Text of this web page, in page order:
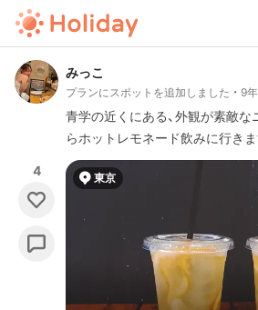
みっこ
プランにスポットを追加しました 9
青学の近くにある、外観が素敵な
らホットレモネード飲みに行きま
4 東京